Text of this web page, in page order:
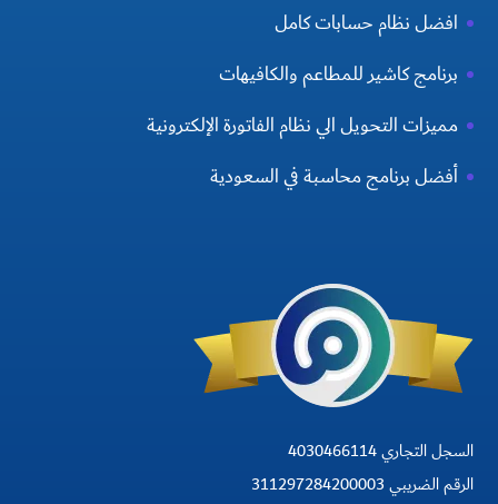
افضل نظام حسابات كامل
برنامج كاشير للمطاعم والكافيهات
مميزات التحويل الي نظام الفاتورة الإلكترونية
أفضل برنامج محاسبة في السعودية
السجل التجاري 4030466114
الرقم الضريبي 311297284200003